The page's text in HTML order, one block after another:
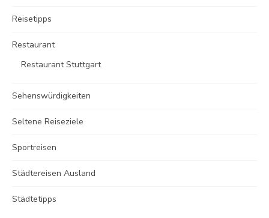
Reisetipps
Restaurant
Restaurant Stuttgart
Sehenswürdigkeiten
Seltene Reiseziele
Sportreisen
Städtereisen Ausland
Städtetipps